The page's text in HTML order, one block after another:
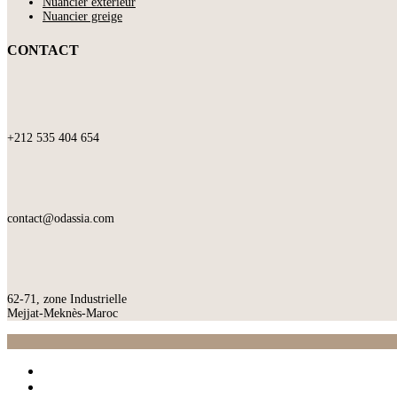
Nuancier greige
CONTACT
+212 535 404 654
contact@odassia.com
62-71, zone Industrielle
Mejjat-Meknès-Maroc